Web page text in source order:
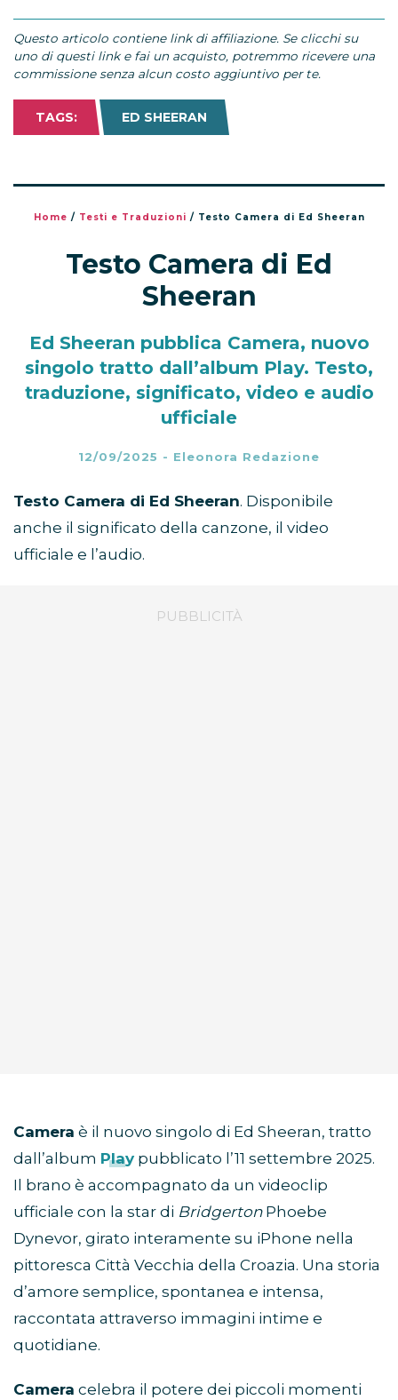
Questo articolo contiene link di affiliazione. Se clicchi su
uno di questi link e fai un acquisto, potremmo ricevere una
commissione senza alcun costo aggiuntivo per te.
TAGS: ED SHEERAN
Home / Testi e Traduzioni / Testo Camera di Ed Sheeran
Testo Camera di Ed
Sheeran
Ed Sheeran pubblica Camera, nuovo
singolo tratto dall’album Play. Testo,
traduzione, significato, video e audio
ufficiale
12/09/2025 - Eleonora Redazione
Testo Camera di Ed Sheeran. Disponibile
anche il significato della canzone, il video
ufficiale e l’audio.
Camera è il nuovo singolo di Ed Sheeran, tratto
dall’album Play pubblicato l’11 settembre 2025.
Il brano è accompagnato da un videoclip
ufficiale con la star di BridgertonPhoebe
Dynevor, girato interamente su iPhone nella
pittoresca Città Vecchia della Croazia. Una storia
d’amore semplice, spontanea e intensa,
raccontata attraverso immagini intime e
quotidiane.
Camera celebra il potere dei piccoli momenti